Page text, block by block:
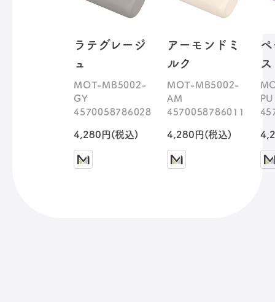
ラテグレージ
ュ
MOT-MB5002-
GY
4570058786028
4,280円(税込)
アーモンドミ
ルク
MOT-MB5002-
AM
4570058786011
4,280円(税込)
ス
PU